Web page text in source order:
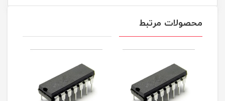
محصولات مرتبط